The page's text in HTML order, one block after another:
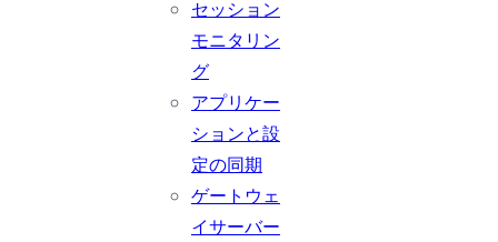
セッション
モニタリン
グ
アプリケー
ションと設
定の同期
ゲートウェ
イサーバー